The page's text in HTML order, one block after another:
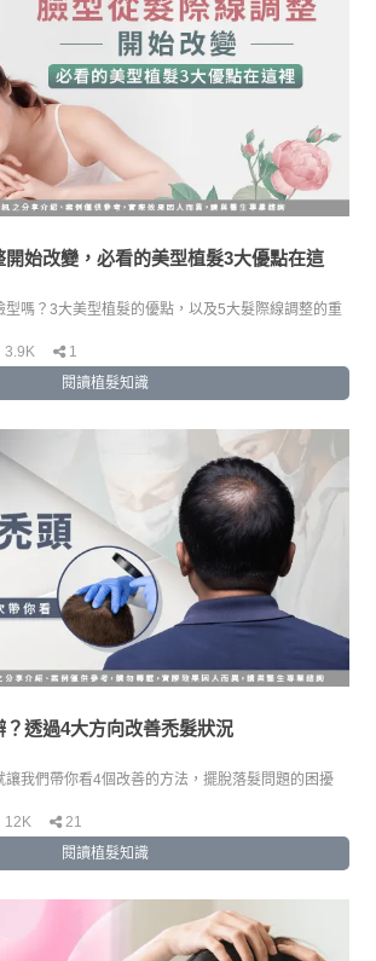
開始改變，必看的美型植髮3大優點在這
型嗎？3大美型植髮的優點，以及5大髮際線調整的重
3.9K
1
閱讀植髮知識
透過4大方向改善禿髮狀況
讓我們帶你看4個改善的方法，擺脫落髮問題的困擾
12K
21
閱讀植髮知識